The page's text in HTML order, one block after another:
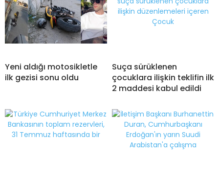
Yeni aldığı motosikletle
ilk gezisi sonu oldu
Suça sürüklenen
çocuklara ilişkin teklifin ilk
2 maddesi kabul edildi